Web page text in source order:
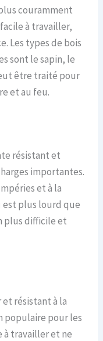
couramment
à travailler,
Les types de bois
sont le sapin, le
être traité pour
et au feu.
résistant et
importantes.
et à la
est plus lourd que
plus difficile et
résistant à la
populaire pour les
à travailler et ne